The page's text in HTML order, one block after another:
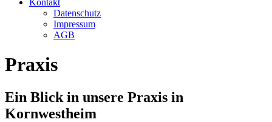
Kontakt
Datenschutz
Impressum
AGB
Praxis
Ein Blick in unsere Praxis in
Kornwestheim